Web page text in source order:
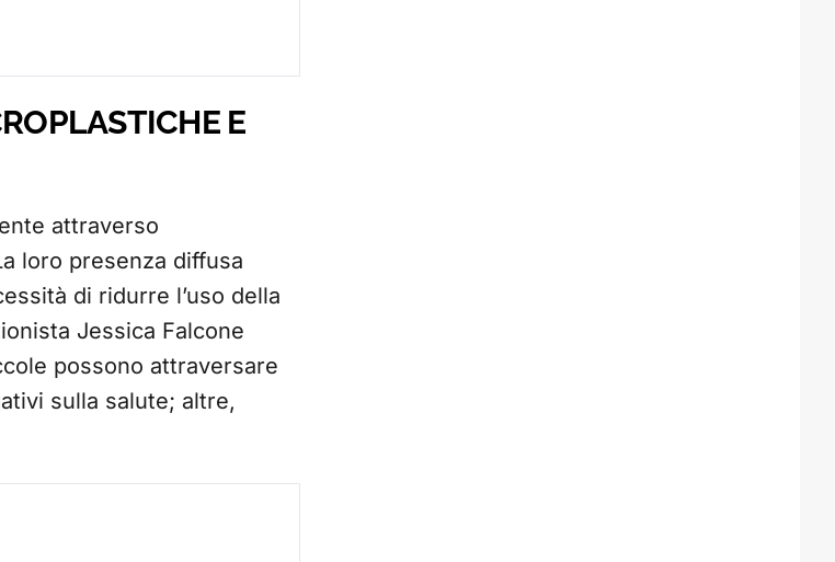
E
attraverso
loro presenza diffusa
di ridurre l’uso della
Jessica Falcone
possono attraversare
sulla salute; altre,